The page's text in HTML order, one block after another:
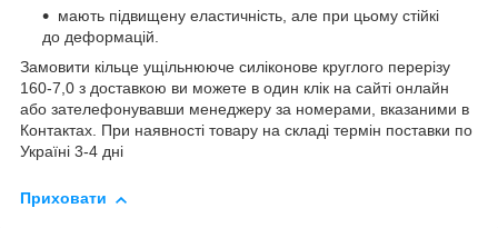
мають підвищену еластичність, але при цьому стійкі
до деформацій.
Замовити кільце ущільнююче силіконове круглого перерізу
160-7,0 з доставкою ви можете в один клік на сайті онлайн
або зателефонувавши менеджеру за номерами, вказаними в
Контактах. При наявності товару на складі термін поставки по
Україні 3-4 дні
Приховати